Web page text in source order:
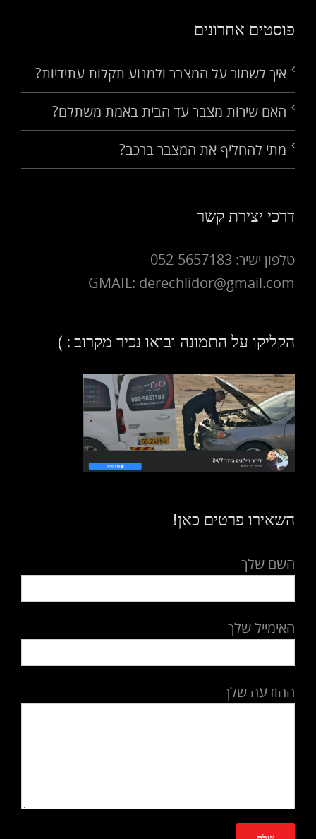
פוסטים אחרונים
איך לשמור על המצבר ולמנוע תקלות עתידיות?
האם שירות מצבר עד הבית באמת משתלם?
מתי להחליף את המצבר ברכב?
דרכי יצירת קשר
טלפון ישיר: 052-5657183
GMAIL: derechlidor@gmail.com
הקליקו על התמונה ובואו נכיר מקרוב : )
השאירו פרטים כאן!
השם שלך
האימייל שלך
ההודעה שלך